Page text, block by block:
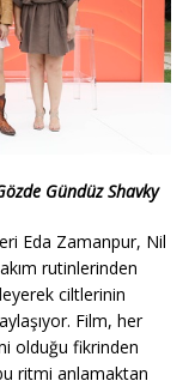
Gündüz Shavky
Eda Zamanpur, Nil
rutinlerinden
ciltlerinin
Film, her
olduğu fikrinden
ritmi anlamaktan